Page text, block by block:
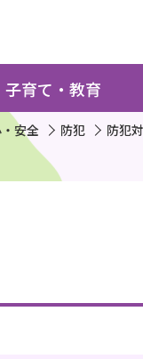
子育て・教育
安全 防犯 防犯